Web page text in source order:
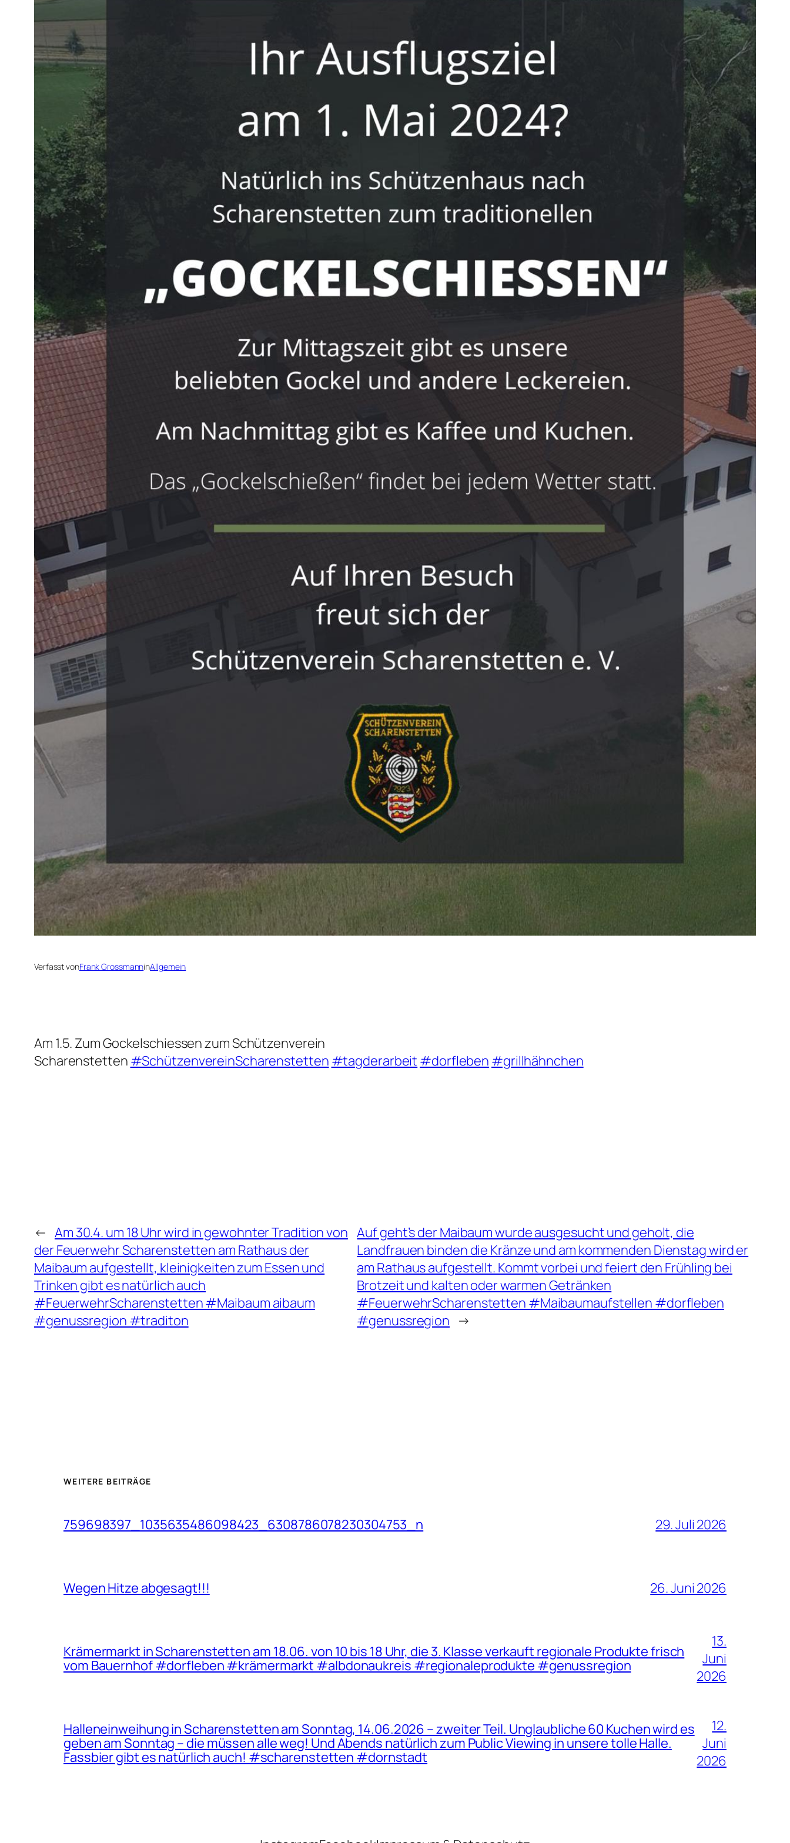
Verfasst vonFrank GrossmanninAllgemein
Am 1.5. Zum Gockelschiessen zum Schützenverein
Scharenstetten #SchützenvereinScharenstetten #tagderarbeit #dorfleben #grillhähnchen
← Am 30.4. um 18 Uhr wird in gewohnter Tradition von
der Feuerwehr Scharenstetten am Rathaus der
Maibaum aufgestellt, kleinigkeiten zum Essen und
Trinken gibt es natürlich auch
#FeuerwehrScharenstetten #Maibaum aibaum
#genussregion #traditon
Auf geht’s der Maibaum wurde ausgesucht und geholt, die
Landfrauen binden die Kränze und am kommenden Dienstag wird er
am Rathaus aufgestellt. Kommt vorbei und feiert den Frühling bei
Brotzeit und kalten oder warmen Getränken
#FeuerwehrScharenstetten #Maibaumaufstellen #dorfleben
#genussregion →
WEITERE BEITRÄGE
759698397_1035635486098423_6308786078230304753_n 29. Juli 2026
Wegen Hitze abgesagt!!! 26. Juni 2026
Krämermarkt in Scharenstetten am 18.06. von 10 bis 18 Uhr, die 3. Klasse verkauft regionale Produkte frisch
vom Bauernhof #dorfleben #krämermarkt #albdonaukreis #regionaleprodukte #genussregion
13.
Juni
2026
Halleneinweihung in Scharenstetten am Sonntag, 14.06.2026 – zweiter Teil. Unglaubliche 60 Kuchen wird es
geben am Sonntag – die müssen alle weg! Und Abends natürlich zum Public Viewing in unsere tolle Halle.
Fassbier gibt es natürlich auch! #scharenstetten #dornstadt
12.
Juni
2026